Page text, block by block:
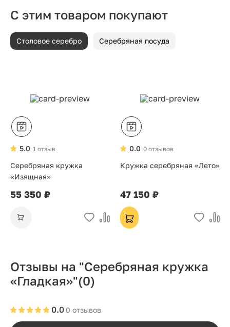
С этим товаром покупают
Столовое серебро Серебряная посуда
1 отзыв
5.0
Серебряная кружка
«Изящная»
55 350 ₽
0 отзывов
0.0
Кружка серебряная «Лето»
47 150 ₽
Отзывы на "Серебряная кружка
«Гладкая»"(0)
0 отзывов
0.0